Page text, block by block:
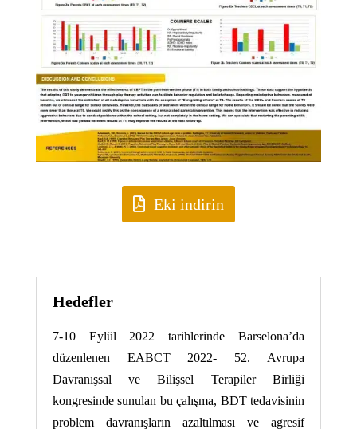
Eki indirin
Hedefler
7-10 Eylül 2022 tarihlerinde Barselona’da
düzenlenen EABCT 2022- 52. Avrupa
Davranışsal ve Bilişsel Terapiler Birliği
kongresinde sunulan bu çalışma, BDT tedavisinin
problem davranışların azaltılması ve agresif